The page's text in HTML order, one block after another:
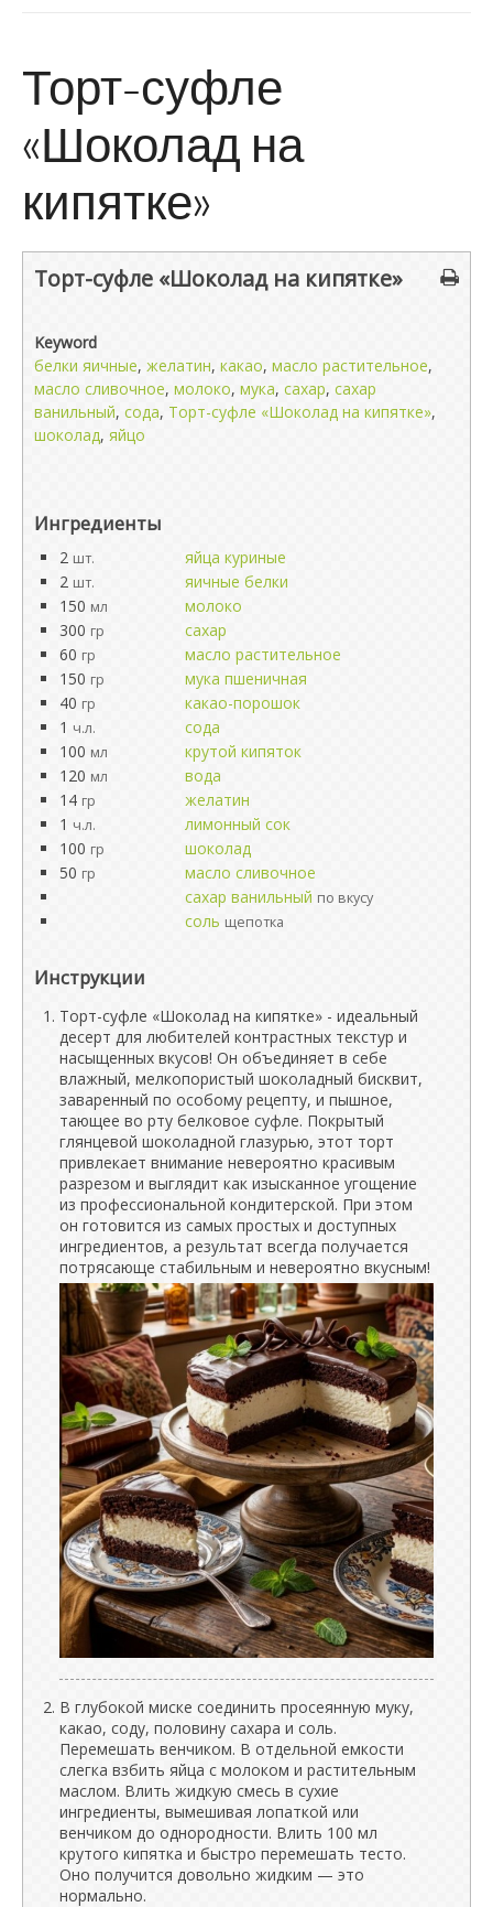
Торт-суфле
«Шоколад на
кипятке»
Торт-суфле «Шоколад на кипятке»
Keyword
белки яичные, желатин, какао, масло растительное,
масло сливочное, молоко, мука, сахар, сахар
ванильный, сода, Торт-суфле «Шоколад на кипятке»,
шоколад, яйцо
Ингредиенты
2 шт.
яйца куриные
2 шт.
яичные белки
150 мл
молоко
300 гр
сахар
60 гр
масло растительное
150 гр
мука пшеничная
40 гр
какао-порошок
1 ч.л.
сода
100 мл
крутой кипяток
120 мл
вода
14 гр
желатин
1 ч.л.
лимонный сок
100 гр
шоколад
50 гр
масло сливочное
сахар ванильный по вкусу
соль щепотка
Инструкции
Торт-суфле «Шоколад на кипятке» - идеальный
десерт для любителей контрастных текстур и
насыщенных вкусов! Он объединяет в себе
влажный, мелкопористый шоколадный бисквит,
заваренный по особому рецепту, и пышное,
тающее во рту белковое суфле. Покрытый
глянцевой шоколадной глазурью, этот торт
привлекает внимание невероятно красивым
разрезом и выглядит как изысканное угощение
из профессиональной кондитерской. При этом
он готовится из самых простых и доступных
ингредиентов, а результат всегда получается
потрясающе стабильным и невероятно вкусным!
В глубокой миске соединить просеянную муку,
какао, соду, половину сахара и соль.
Перемешать венчиком. В отдельной емкости
слегка взбить яйца с молоком и растительным
маслом. Влить жидкую смесь в сухие
ингредиенты, вымешивая лопаткой или
венчиком до однородности. Влить 100 мл
крутого кипятка и быстро перемешать тесто.
Оно получится довольно жидким — это
нормально.